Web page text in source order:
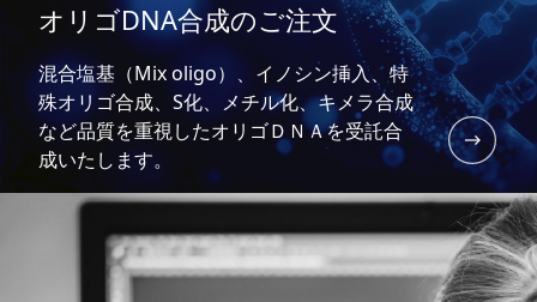
オリゴDNA合成のご注文
混合塩基（Mix oligo）、イノシン挿入、特
殊オリゴ合成、S化、メチル化、キメラ合成
など品質を重視したオリゴＤＮＡを受託合
成いたします。